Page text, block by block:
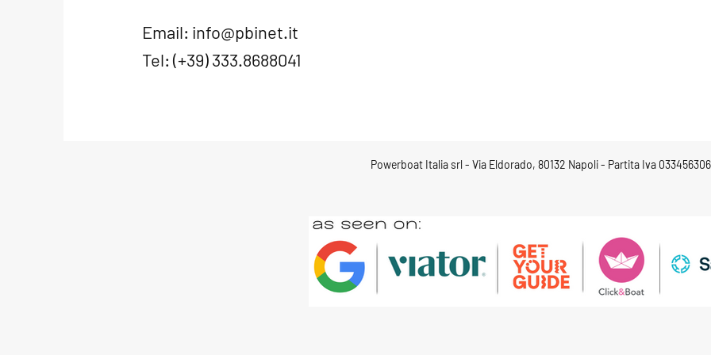
Email: info@pbinet.it
Tel: (+39) 333.8688041
Powerboat Italia srl - Via Eldorado, 80132 Napoli - Partita Iva